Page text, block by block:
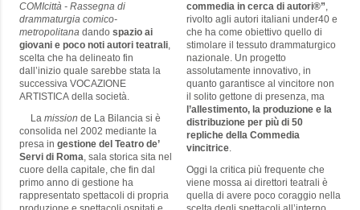
COMIcittà - Rassegna di
drammaturgia comico-
metropolitana dando spazio ai
giovani e poco noti autori teatrali,
scelta che ha delineato fin
dall’inizio quale sarebbe stata la
successiva VOCAZIONE
ARTISTICA della società.
La mission de La Bilancia si è
consolida nel 2002 mediante la
presa in gestione del Teatro de’
Servi di Roma, sala storica sita nel
cuore della capitale, che fin dal
primo anno di gestione ha
rappresentato spettacoli di propria
commedia in cerca di autori®”,
rivolto agli autori italiani under40 e
che ha come obiettivo quello di
stimolare il tessuto drammaturgico
nazionale. Un progetto
assolutamente innovativo, in
quanto garantisce al vincitore non
il solito gettone di presenza, ma
l’allestimento, la produzione e la
distribuzione per più di 50
repliche della Commedia
vincitrice.
Oggi la critica più frequente che
viene mossa ai direttori teatrali è
quella di avere poco coraggio nella